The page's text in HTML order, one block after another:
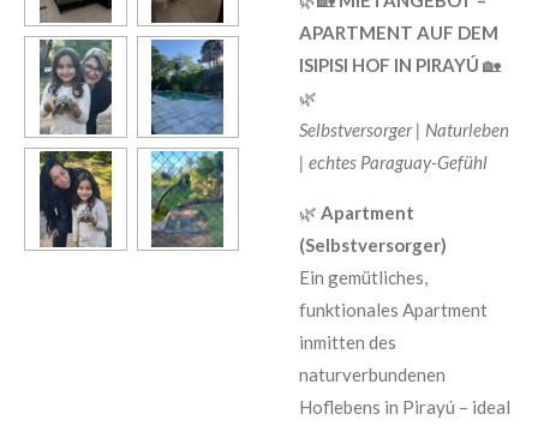
APARTMENT AUF DEM
ISIPISI HOF IN PIRAYÚ 🏡
🌿
Selbstversorger | Naturleben
| echtes Paraguay-Gefühl
🌿 Apartment
(Selbstversorger)
Ein gemütliches,
funktionales Apartment
inmitten des
naturverbundenen
Hoflebens in Pirayú – ideal